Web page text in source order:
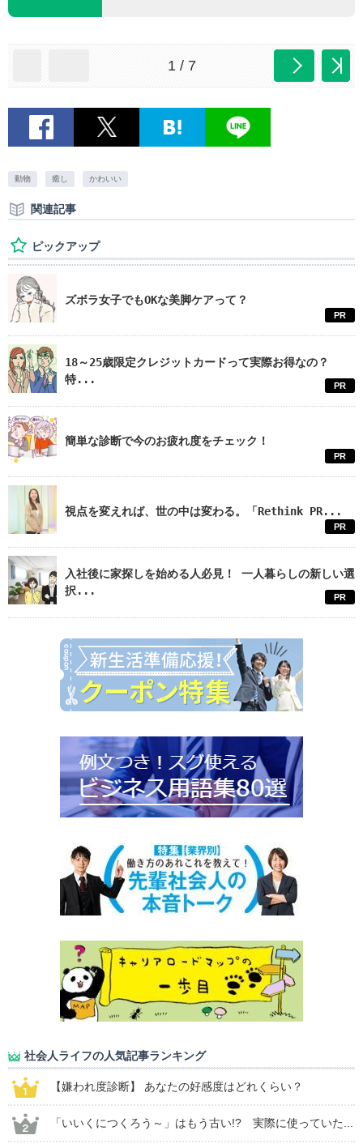
1 / 7
動物 癒し かわいい
関連記事
ピックアップ
ズボラ女子でもOKな美脚ケアって？
PR
18～25歳限定クレジットカードって実際お得なの？
特...
PR
簡単な診断で今のお疲れ度をチェック！
PR
視点を変えれば、世の中は変わる。「Rethink PR...
PR
入社後に家探しを始める人必見！ 一人暮らしの新しい選
択...
PR
社会人ライフの人気記事ランキング
【嫌われ度診断】 あなたの好感度はどれくらい？
「いいくにつくろう～」はもう古い!? 実際に使っていた...